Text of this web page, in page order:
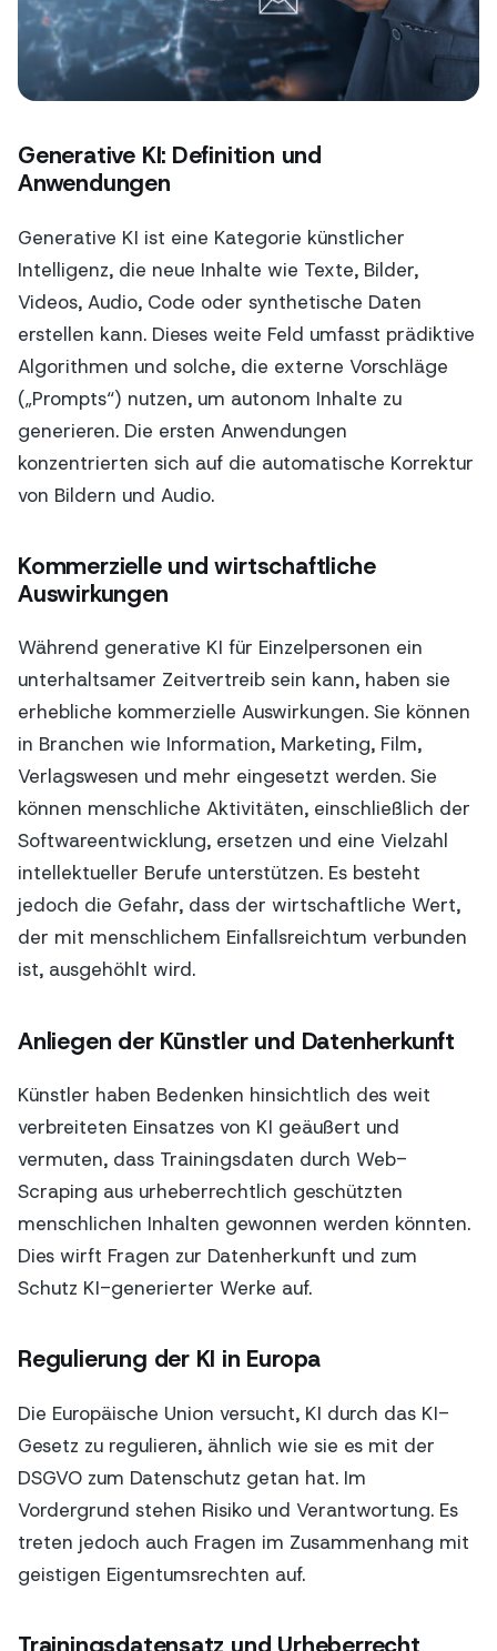
Generative KI: Definition und
Anwendungen
Generative KI ist eine Kategorie künstlicher
Intelligenz, die neue Inhalte wie Texte, Bilder,
Videos, Audio, Code oder synthetische Daten
erstellen kann. Dieses weite Feld umfasst prädiktive
Algorithmen und solche, die externe Vorschläge
(„Prompts“) nutzen, um autonom Inhalte zu
generieren. Die ersten Anwendungen
konzentrierten sich auf die automatische Korrektur
von Bildern und Audio.
Kommerzielle und wirtschaftliche
Auswirkungen
Während generative KI für Einzelpersonen ein
unterhaltsamer Zeitvertreib sein kann, haben sie
erhebliche kommerzielle Auswirkungen. Sie können
in Branchen wie Information, Marketing, Film,
Verlagswesen und mehr eingesetzt werden. Sie
können menschliche Aktivitäten, einschließlich der
Softwareentwicklung, ersetzen und eine Vielzahl
intellektueller Berufe unterstützen. Es besteht
jedoch die Gefahr, dass der wirtschaftliche Wert,
der mit menschlichem Einfallsreichtum verbunden
ist, ausgehöhlt wird.
Anliegen der Künstler und Datenherkunft
Künstler haben Bedenken hinsichtlich des weit
verbreiteten Einsatzes von KI geäußert und
vermuten, dass Trainingsdaten durch Web-
Scraping aus urheberrechtlich geschützten
menschlichen Inhalten gewonnen werden könnten.
Dies wirft Fragen zur Datenherkunft und zum
Schutz KI-generierter Werke auf.
Regulierung der KI in Europa
Die Europäische Union versucht, KI durch das KI-
Gesetz zu regulieren, ähnlich wie sie es mit der
DSGVO zum Datenschutz getan hat. Im
Vordergrund stehen Risiko und Verantwortung. Es
treten jedoch auch Fragen im Zusammenhang mit
geistigen Eigentumsrechten auf.